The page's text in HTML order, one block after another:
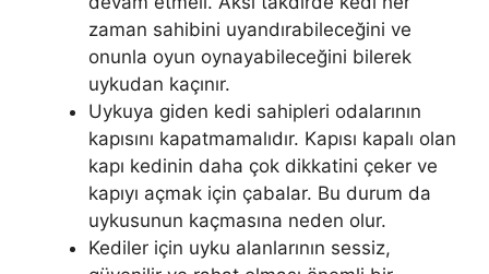
zaman sahibini uyandırabileceğini ve
onunla oyun oynayabileceğini bilerek
uykudan kaçınır.
Uykuya giden kedi sahipleri odalarının
kapısını kapatmamalıdır. Kapısı kapalı olan
kapı kedinin daha çok dikkatini çeker ve
kapıyı açmak için çabalar. Bu durum da
uykusunun kaçmasına neden olur.
Kediler için uyku alanlarının sessiz,